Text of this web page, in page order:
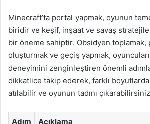
Minecraft’ta portal yapmak, oyunun
biridir ve keşif, inşaat ve savaş
bir öneme sahiptir. Obsidyen
oluşturmak ve geçiş yapmak,
deneyimini zenginleştiren önemli
dikkatlice takip ederek, farklı
atılabilir ve oyunun tadını
Adım Açıklama